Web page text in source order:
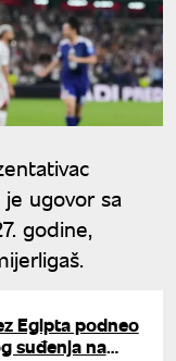
ugovor sa
godine,
Egipta podneo
suđenja na